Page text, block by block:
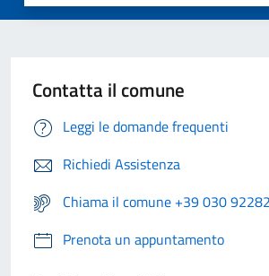
Contatta il comune
Leggi le domande frequenti
Richiedi Assistenza
Chiama il comune +39 030
Prenota un appuntamento